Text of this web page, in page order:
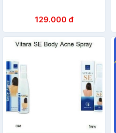
129.000 đ